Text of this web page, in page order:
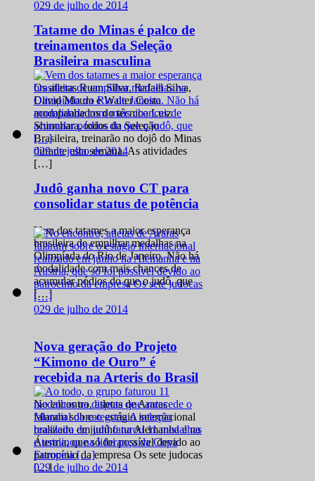
029 de julho de 2014
Tatame do Minas é palco de
treinamentos da Seleção
Brasileira masculina
Os atletas Ruan Silva, Rafael Silva,
David Moura e Walter Costa
acompanhados do técnico Luiz
Shinohara, todos da Seleção
Brasileira, treinarão no dojô do Minas
durante esta semana. As atividades
[…]
029 de julho de 2014
Judô ganha novo CT para
consolidar status de potência
Vem dos tatames a maior esperança
brasileira de empilhar medalhas na
Olimpíada do Rio de Janeiro. Não há
modalidade com mais chances de
acumular pódios do que o judô, que
[…]
029 de julho de 2014
Nova geração do Projeto
“Kimono de Ouro” é
recebida na Arteris do Brasil
No encontro, atletas de Araras
falaram sobre o estágio internacional
realizado em junho na Alemanha e na
Áustria, que só foi possível devido ao
patrocínio da empresa Os sete judocas
[…]
029 de julho de 2014